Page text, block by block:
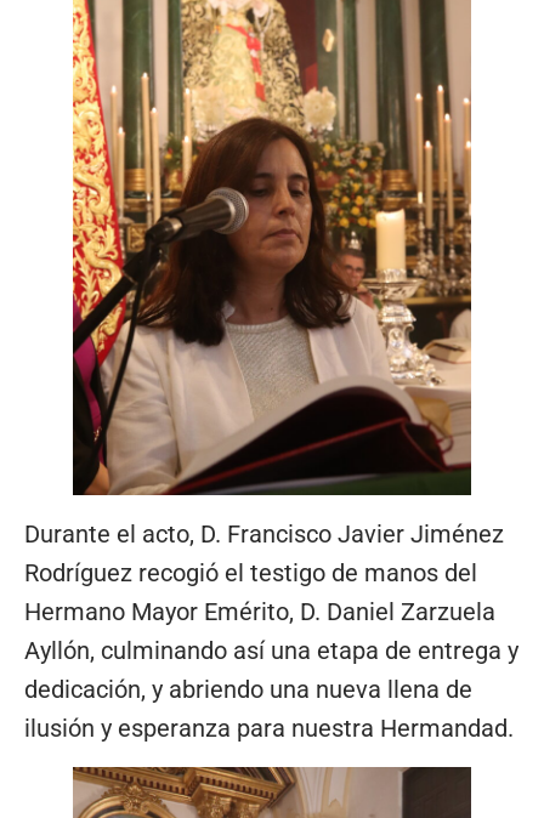
Durante el acto, D. Francisco Javier Jiménez
Rodríguez recogió el testigo de manos del
Hermano Mayor Emérito, D. Daniel Zarzuela
Ayllón, culminando así una etapa de entrega y
dedicación, y abriendo una nueva llena de
ilusión y esperanza para nuestra Hermandad.